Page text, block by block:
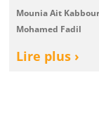
Mounia Ait
Mohamed Fadil
Lire plus ›